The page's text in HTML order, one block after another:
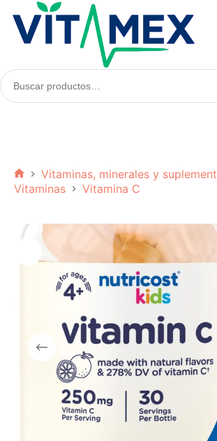
contenido
Buscar
productos:
Inicio
Vitaminas, minerales y
Vitaminas
Vitamina C